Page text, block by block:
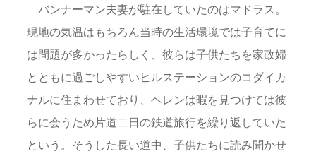
バンナーマン夫妻が駐在していたのはマドラス。
現地の気温はもちろん当時の生活環境では子育てに
は問題が多かったらしく、彼らは子供たちを家政婦
とともに過ごしやすいヒルステーションのコダイカ
ナルに住まわせており、ヘレンは暇を見つけては彼
らに会うため片道二日の鉄道旅行を繰り返していた
という。そうした長い道中、子供たちに読み聞かせ